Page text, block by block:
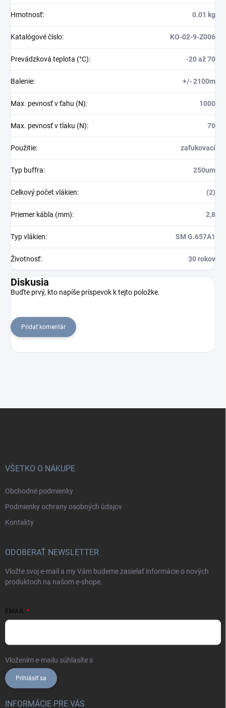
Hmotnosť: 0.01 kg
Katalógové číslo: KO-02-9-Z006
Prevádzková teplota (°C): -20 až 70
Balenie: +/- 2100m
Max. pevnosť v ťahu (N): 1000
Max. pevnosť v tlaku (N): 70
Použitie: zafukovací
Typ buffra: 250um
Celkový počet vlákien: (2)
Priemer kábla (mm): 2,8
Typ vlákien: SM G.657A1
Životnosť: 30 rokov
Diskusia
Buďte prvý, kto napíše príspevok k tejto položke.
Pridať komentár
VŠETKO O NÁKUPE
Obchodné podmienky
Podmienky ochrany osobných údajov
Kontakty
ODOBERAŤ NEWSLETTER
Vložte svoj e-mail a my Vám budeme zasielať informácie o nových
produktoch na našom e-shope.
EMAIL
Vložením e-mailu súhlasíte s
Prihlásiť sa
INFORMÁCIE PRE VÁS